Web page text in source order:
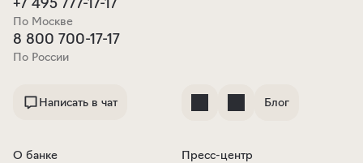
По Москве
8 800 700-17-17
По России
Написать в чат Блог
О банке
Пресс-центр